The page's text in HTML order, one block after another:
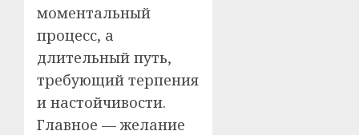
моментальный
процесс, а
длительный путь,
требующий терпения
и настойчивости.
Главное — желание